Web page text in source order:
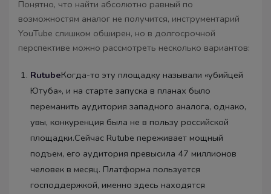
Понятно, что найти абсолютно равный по
возможностям аналог не получится, инструментарий
YouTube слишком обширен, но в долгосрочной
перспективе можно рассмотреть несколько вариантов:
RutubeКогда-то эту площадку называли «убийцей
Ютуба», и на старте запуска в планах было
переманить аудитория западного аналога, однако,
увы, конкуренция была не в пользу российской
площадки.Сейчас Rutube переживает мощный
подъем, его аудитория превысила 47 миллионов
человек в месяц. Платформа пользуется
господдержкой, именно здесь находятся